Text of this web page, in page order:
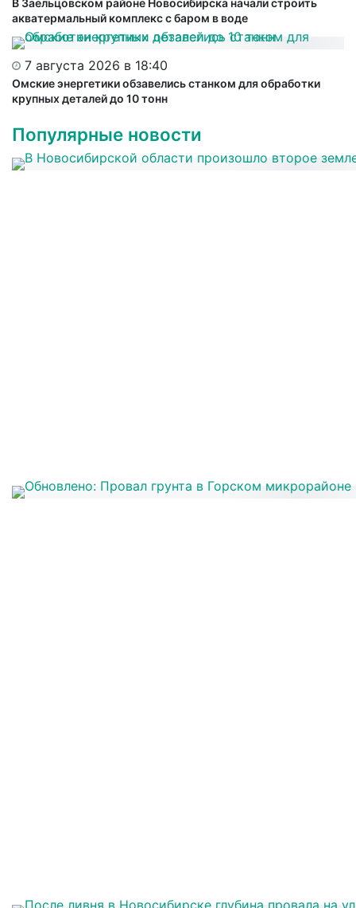
акватермальный комплекс с баром в воде
7 августа 2026 в 18:40
Омские энергетики обзавелись станком для обработки
крупных деталей до 10 тонн
Популярные новости